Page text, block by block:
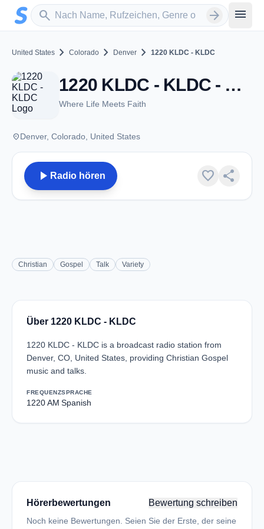
Zum Hauptinhalt springen
search
Sender suchen arrow_forward menu
United States chevron_right Colorado chevron_right Denver chevron_right 1220 KLDC - KLDC
1220 KLDC - KLDC - AM 1220 - Denver, CO
Where Life Meets Faith
placeDenver, Colorado, United States
play_arrow Radio hören favorite share
Christian Gospel Talk Variety
Über 1220 KLDC - KLDC
1220 KLDC - KLDC is a broadcast radio station from
Denver, CO, United States, providing Christian Gospel
music and talks.
FREQUENZ
1220 AM
SPRACHE
Spanish
Hörerbewertungen Bewertung schreiben
Noch keine Bewertungen. Seien Sie der Erste, der seine